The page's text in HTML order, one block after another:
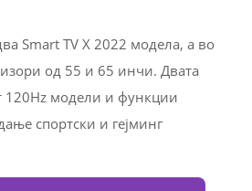
Smart TV X 2022 модела, а во
од 55 и 65 инчи. Двата
120Hz модели и функции
спортски и гејминг